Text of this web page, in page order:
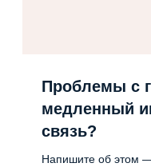
Проблемы с
медленный
связь?
Напишите об этом